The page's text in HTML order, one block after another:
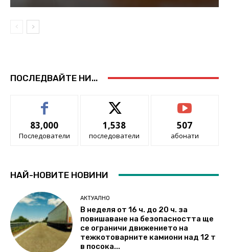
ПОСЛЕДВАЙТЕ НИ...
83,000
Последователи
1,538
последователи
507
абонати
НАЙ-НОВИТЕ НОВИНИ
АКТУАЛНО
В неделя от 16 ч. до 20 ч. за
повишаване на безопасността ще
се ограничи движението на
тежкотоварните камиони над 12 т
в посока...